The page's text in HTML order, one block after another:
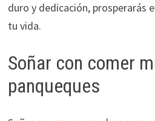
duro y dedicación, prosperarás
tu vida.
Soñar con comer
panqueques